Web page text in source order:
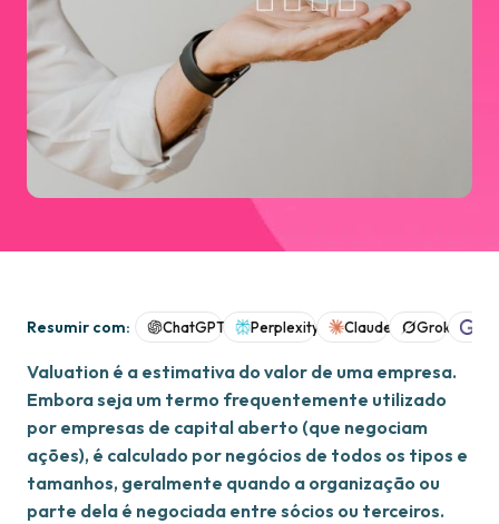
Resumir com: ChatGPT Perplexity Claude Grok
Valuation é a estimativa do valor de uma empresa.
Embora seja um termo frequentemente utilizado
por empresas de capital aberto (que negociam
ações), é calculado por negócios de todos os tipos e
tamanhos, geralmente quando a organização ou
parte dela é negociada entre sócios ou terceiros.